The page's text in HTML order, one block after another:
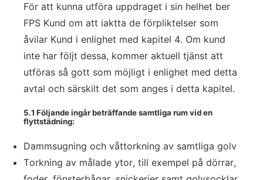
För att kunna utföra uppdraget i sin helhet ber
FPS Kund om att iaktta de förpliktelser som
åvilar Kund i enlighet med kapitel 4. Om kund
inte har följt dessa, kommer aktuell tjänst att
utföras så gott som möjligt i enlighet med detta
avtal och särskilt det som anges i detta kapitel.
5.1 Följande ingår beträffande samtliga rum vid en
flyttstädning:
Dammsugning och våttorkning av samtliga golv
Torkning av målade ytor, till exempel på dörrar,